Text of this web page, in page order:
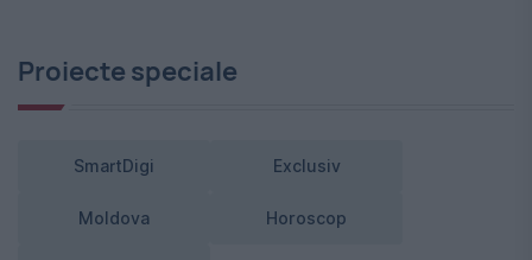
Proiecte speciale
SmartDigi Exclusiv
Moldova Horoscop